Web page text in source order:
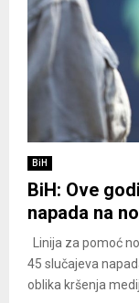
BiH
BiH: Ove
napada na
Linija za pomoć
45 slučajeva
oblika kršenja